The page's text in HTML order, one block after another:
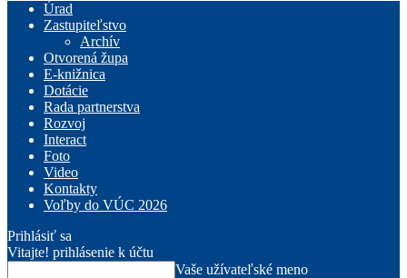
Úrad
Zastupiteľstvo
Archív
Otvorená župa
E-knižnica
Dotácie
Rada partnerstva
Rozvoj
Interact
Foto
Video
Kontakty
Voľby do VÚC 2026
Prihlásiť sa
Vitajte! prihlásenie k účtu
Vaše užívateľské meno